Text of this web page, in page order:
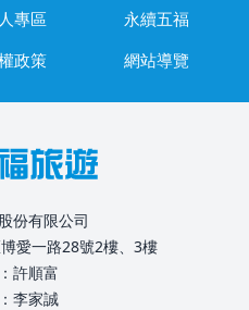
專區
永續五福
政策 網站導覽
份有限公司
愛一路28號2樓、3樓
許順富
李家誠